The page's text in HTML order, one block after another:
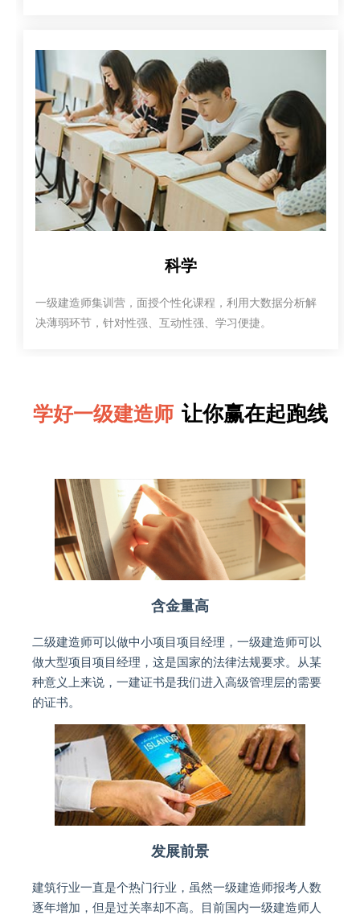
科学
一级建造师集训营，面授个性化课程，利用大数据分析解
决薄弱环节，针对性强、互动性强、学习便捷。
学好一级建造师 让你赢在起跑线
含金量高
二级建造师可以做中小项目项目经理，一级建造师可以
做大型项目项目经理，这是国家的法律法规要求。从某
种意义上来说，一建证书是我们进入高级管理层的需要
的证书。
发展前景
建筑行业一直是个热门行业，虽然一级建造师报考人数
逐年增加，但是过关率却不高。目前国内一级建造师人